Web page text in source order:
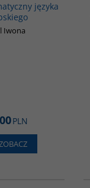
języka
Iwona
PLN